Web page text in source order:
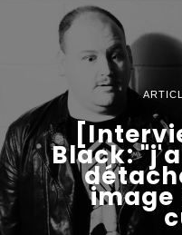
Black:
image